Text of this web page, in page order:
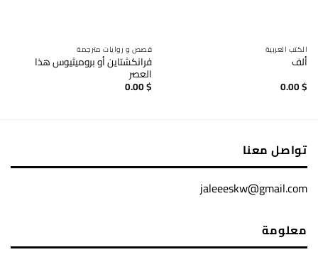
الكتب العربية
ألف
0.00$
قصص و روايات مترجمة
فرانكشتاين أو بروميثيوس هذا
العصر
0.00$
تواصل معنا
jaleeeskw@gmail.com
معلومة